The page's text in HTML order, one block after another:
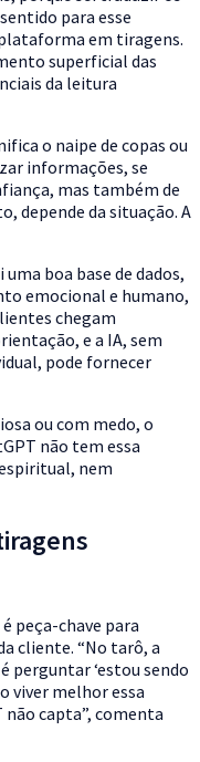
para esse
em tiragens.
superficial das
da leitura
o naipe de copas ou
informações, se
mas também de
depende da situação. A
boa base de dados,
emocional e humano,
chegam
e a IA, sem
pode fornecer
ou com medo, o
não tem essa
nem
peça-chave para
cliente. “No tarô, a
perguntar ‘estou sendo
viver melhor essa
não capta”, comenta